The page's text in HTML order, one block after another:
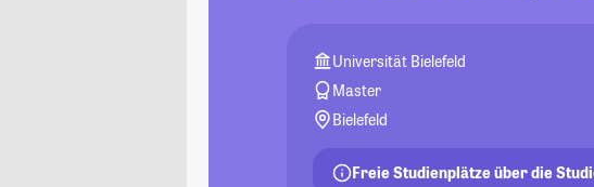
Universität Bielefeld
Master
Bielefeld
Freie Studienplätze über die